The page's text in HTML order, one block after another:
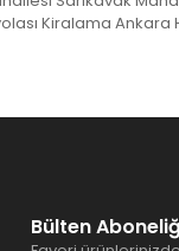
Kiralama Ankara
Bülten